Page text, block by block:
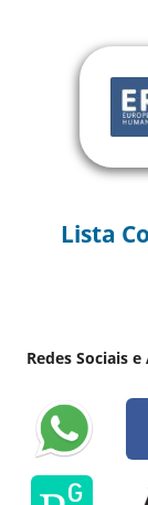
Lista
Redes Sociais